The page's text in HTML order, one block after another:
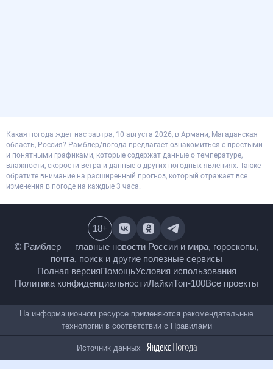
Какая погода ждет нас завтра, 10 августа 2026, в Армани, Магаданская
область, Россия? Рамблер/погода предлагает ознакомиться с простыми
и понятными графиками, которые содержат данные о температуре,
влажности, скорости ветра и данные о других погодных явлениях. Также
обратите внимание на расширенный прогноз, который отражает все
изменения в погоде на каждые 3 часа.
© Рамблер — главные новости России и мира,
гороскопы, почта, поиск и другие полезные сервисы
Полная версияПомощьУсловия использования
Политика конфиденциальностиЛайкиТоп-100
18+
На информационном ресурсе применяются
рекомендательные технологии в соответствии сПравилами
Источник данных